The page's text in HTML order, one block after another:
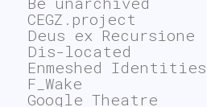
CEGZ.project
Deus ex Recursione
Dis-located
Enmeshed Identities
F_Wake
Google Theatre